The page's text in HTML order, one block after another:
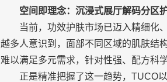
空间即理念：沉浸式展厅解码分区
当前，功效护肤市场已迈入精细化
越多人意识到，面部不同区域的肌肤结
难以满足多元需求，针对性强、配方科
正是精准把握了这一趋势，TUCO